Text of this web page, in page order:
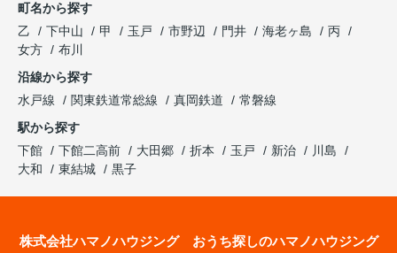
町名から探す
乙
下中山 甲 玉戸 市野辺 門井 海老ヶ島
丙
女方
布川
沿線から探す
水戸線
関東鉄道常総線 真岡鉄道
常磐線
駅から探す
下館
下館二高前 大田郷 折本 玉戸 新治
川島
大和
東結城 黒子
株式会社ハマノハウジング おうち探しのハマノハウジング